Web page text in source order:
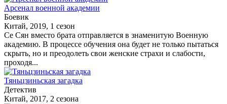
Арсенал военной академии
Боевик
Китай, 2019, 1 сезон
Се Сян вместо брата отправляется в знаменитую Военную
академию. В процессе обучения она будет не только пытаться
скрыть, но и преодолеть свои женские страхи и слабости,
проходя...
Тяньцзиньская загадка
Детектив
Китай, 2017, 2 сезона